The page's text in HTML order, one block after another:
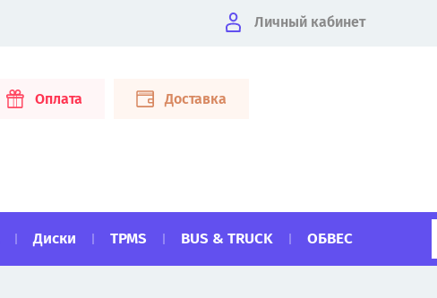
Личный кабинет
Оплата Доставка
Диски TPMS BUS & TRUCK ОБВЕС